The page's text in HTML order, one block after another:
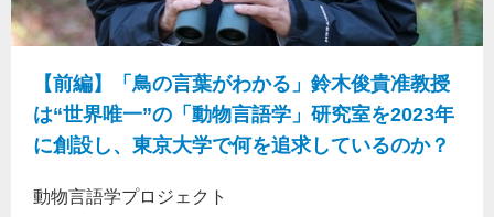
【前編】「鳥の言葉がわかる」鈴木俊貴准教授
は“世界唯一”の「動物言語学」研究室を2023年
に創設し、東京大学で何を追求しているのか？
動物言語学プロジェクト